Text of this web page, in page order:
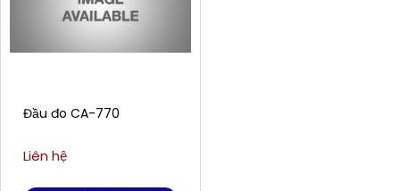
Đầu đo CA-770
Liên hệ